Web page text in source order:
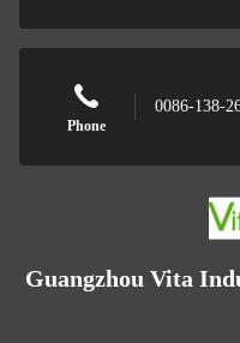
Phone
0086-138-
Guangzhou Vita